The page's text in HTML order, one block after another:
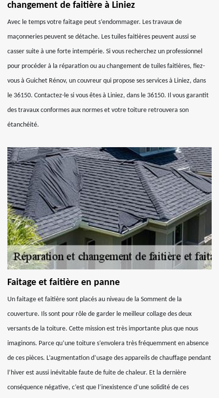
changement de faitière à Liniez
Avec le temps votre faitage peut s’endommager. Les travaux de
maçonneries peuvent se détache. Les tuiles faitières peuvent aussi se
casser suite à une forte intempérie. Si vous recherchez un professionnel
pour procéder à la réparation ou au changement de tuiles faitières, fiez-
vous à Guichet Rénov, un couvreur qui propose ses services à Liniez, dans
le 36150. Contactez-le si vous êtes à Liniez, dans le 36150. Il vous garantit
des travaux conformes aux normes et votre toiture retrouvera son
étanchéité.
Faitage et faitière en panne
Un faitage et faitière sont placés au niveau de la Somment de la
couverture. Ils sont pour rôle de garder le meilleur collage des deux
versants de la toiture. Cette mission est très importante plus que nous
imaginons. Parce qu’une toiture s’envolera très fréquemment en absence
de ces pièces. L’augmentation d’usage des appareils de chauffage pendant
l’hiver est aussi inévitable faute de fuite de chaleur. Et la dernière
conséquence négative, c’est que l’inexistence d’une solidité de ces